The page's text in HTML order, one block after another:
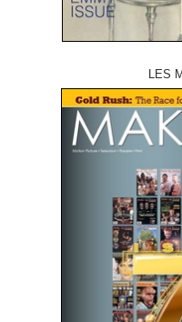
LES